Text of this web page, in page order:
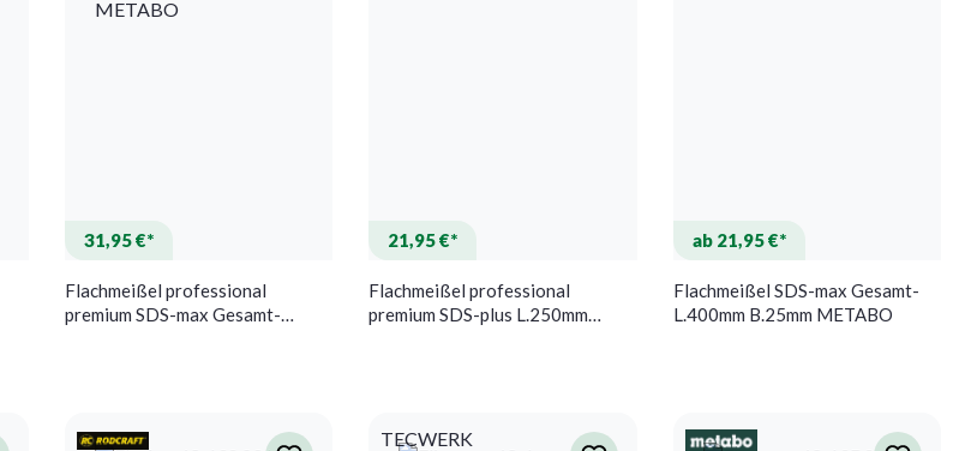
31,95 €*
Flachmeißel professional
premium SDS-max Gesamt-
21,95 €*
Flachmeißel professional
premium SDS-plus L.250mm
ab 21,95 €*
Flachmeißel SDS-max Gesamt-
L.400mm B.25mm METABO
TECWERK